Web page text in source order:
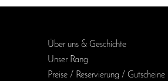
Über uns & Geschichte
Unser Rang
Preise / Reservierung / Gutscheine